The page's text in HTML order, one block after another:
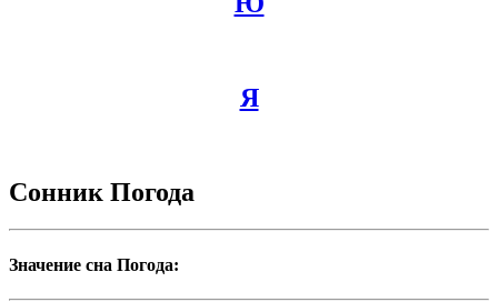
Я
Сонник Погода
Значение сна Погода: